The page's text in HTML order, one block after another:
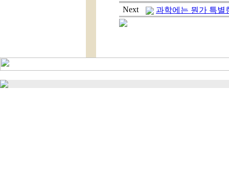
Next 과학에는 뭔가 특별